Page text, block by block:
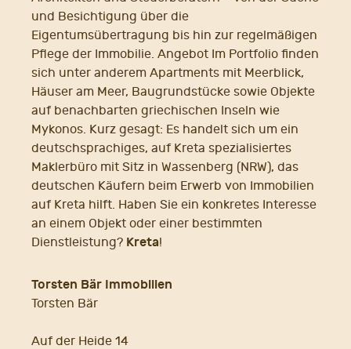
und Besichtigung über die
Eigentumsübertragung bis hin zur regelmäßigen
Pflege der Immobilie. Angebot Im Portfolio finden
sich unter anderem Apartments mit Meerblick,
Häuser am Meer, Baugrundstücke sowie Objekte
auf benachbarten griechischen Inseln wie
Mykonos. Kurz gesagt: Es handelt sich um ein
deutschsprachiges, auf Kreta spezialisiertes
Maklerbüro mit Sitz in Wassenberg (NRW), das
deutschen Käufern beim Erwerb von Immobilien
auf Kreta hilft. Haben Sie ein konkretes Interesse
an einem Objekt oder einer bestimmten
Dienstleistung? Kreta!
Torsten Bär Immobilien
Torsten Bär
Auf der Heide 14